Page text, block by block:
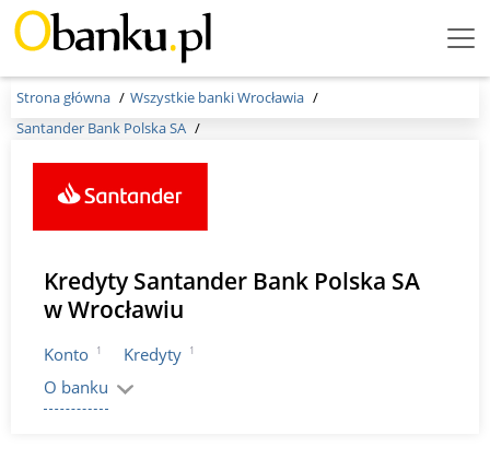
Menu
Strona główna
Wszystkie banki Wrocławia
Santander Bank Polska SA
Kredyty Santander Bank Polska SA
w Wrocławiu
Konto 1 Kredyty 1
O banku